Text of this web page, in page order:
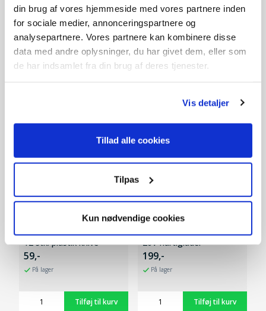
din brug af vores hjemmeside med vores partnere inden
for sociale medier, annonceringspartnere og
analysepartnere. Vores partnere kan kombinere disse
data med andre oplysninger, du har givet dem, eller som
de har indsamlet fra din brug af deres tjenester.
Vis detaljer
Tillad alle cookies
Tilpas
Kun nødvendige cookies
Tilbehør
12 stk. plastik knive
59,-
På lager
20V hurtiglader
199,-
På lager